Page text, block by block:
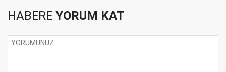
HABERE YORUM KAT